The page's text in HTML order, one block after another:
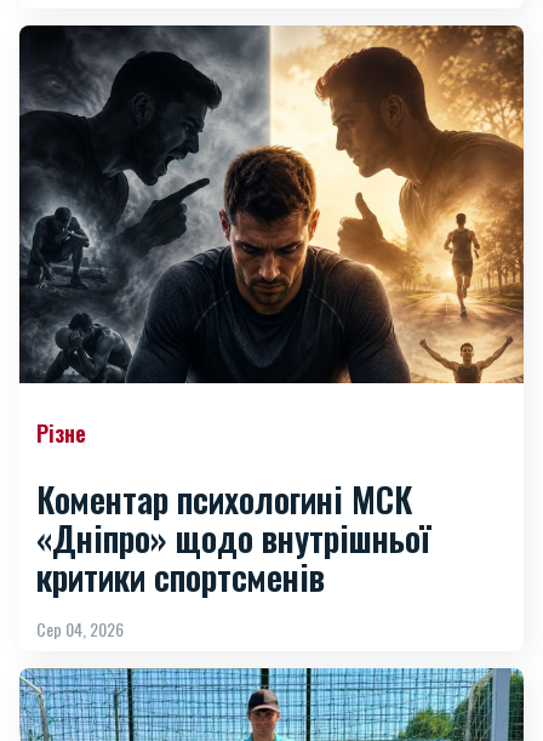
Різне
Коментар психологині МСК
«Дніпро» щодо внутрішньої
критики спортсменів
Сер 04, 2026